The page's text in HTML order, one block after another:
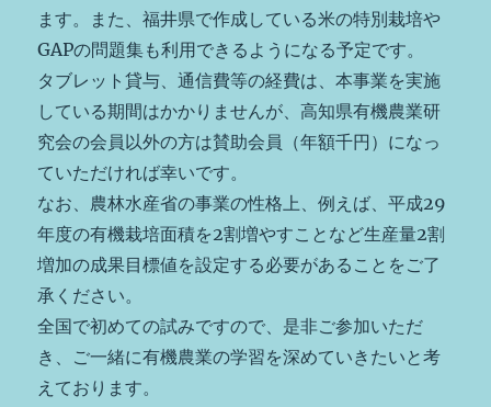
ます。また、福井県で作成している米の特別栽培や
GAPの問題集も利用できるようになる予定です。
タブレット貸与、通信費等の経費は、本事業を実施
している期間はかかりませんが、高知県有機農業研
究会の会員以外の方は賛助会員（年額千円）になっ
ていただければ幸いです。
なお、農林水産省の事業の性格上、例えば、平成29
年度の有機栽培面積を2割増やすことなど生産量2割
増加の成果目標値を設定する必要があることをご了
承ください。
全国で初めての試みですので、是非ご参加いただ
き、ご一緒に有機農業の学習を深めていきたいと考
えております。